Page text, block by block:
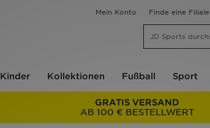
Mein Konto Finde eine Filiale
Kinder Kollektionen Fußball Sport
GRATIS VERSAND
AB 100 € BESTELLWERT